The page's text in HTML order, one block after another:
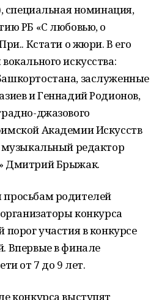
специальная номинация,
РБ «С любовью, о
Кстати о жюри. В его
искусства:
заслуженные
и Геннадий Родионов,
джазового
Академии Искусств
музыкальный редактор
Дмитрий Брыжак.
родителей
конкурса
порог участия в конкурсе
Впервые в финале
от 7 до 9 лет.
конкурса выступят